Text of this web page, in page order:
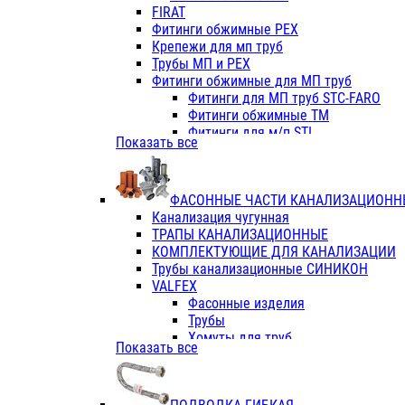
Фитинги ПП белые
Фитинги ПП белые
Фитинги ППс металл.белые
VALFEX
Трубы PE-RT
Трубы ПП водопровод белые
Трубы ПП водопровод серые
Трубы армированные
Трубы армированные
Фитинги с металл. серые
Фитинги ПП (серые)
Фитинги ПП белые
Краны
Фитинги ПП (белые)
Фитинги ПП с металлом белые
ПК КОНТУР
Краны полипропиленовые
Трубы полипропиленивые
FIRAT
Фитинги обжимные PEX
Крепежи для мп труб
Трубы МП и PEX
Фитинги обжимные для МП труб
Фитинги для МП труб STC-FARO
Фитинги обжимные ТМ
Фитинги для м/п STI
Фитинги для МП труб TITAN
TK
VALFEX
Показать все
ФАСОННЫЕ ЧАСТИ
Канализация чугунная
ТРАПЫ КАНАЛИЗАЦИОННЫЕ
КОМПЛЕКТУЮЩИЕ ДЛЯ КАНАЛИЗАЦИИ
Трубы канализационные СИНИКОН
VALFEX
Фасонные изделия
Трубы
Хомуты для труб
ПВХ (стройполимер)
Показать все